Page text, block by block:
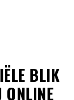
BLIK
ONLINE